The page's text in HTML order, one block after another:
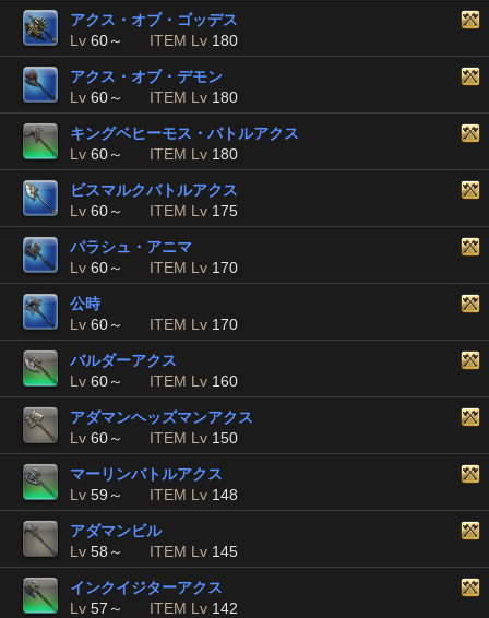
アクス・オブ・ゴッデス
Lv 60～ ITEM Lv 180
アクス・オブ・デモン
Lv 60～ ITEM Lv 180
キングベヒーモス・バトルアクス
Lv 60～ ITEM Lv 180
ビスマルクバトルアクス
Lv 60～ ITEM Lv 175
パラシュ・アニマ
Lv 60～ ITEM Lv 170
公時
Lv 60～ ITEM Lv 170
バルダーアクス
Lv 60～ ITEM Lv 160
アダマンヘッズマンアクス
Lv 60～ ITEM Lv 150
マーリンバトルアクス
Lv 59～ ITEM Lv 148
アダマンビル
Lv 58～ ITEM Lv 145
インクイジターアクス
Lv 57～ ITEM Lv 142